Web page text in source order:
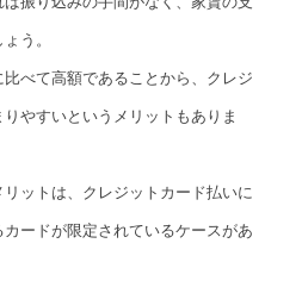
う。
べて高額であることから、クレジ
やすいというメリットもありま
ットは、クレジットカード払いに
ードが限定されているケースがあ